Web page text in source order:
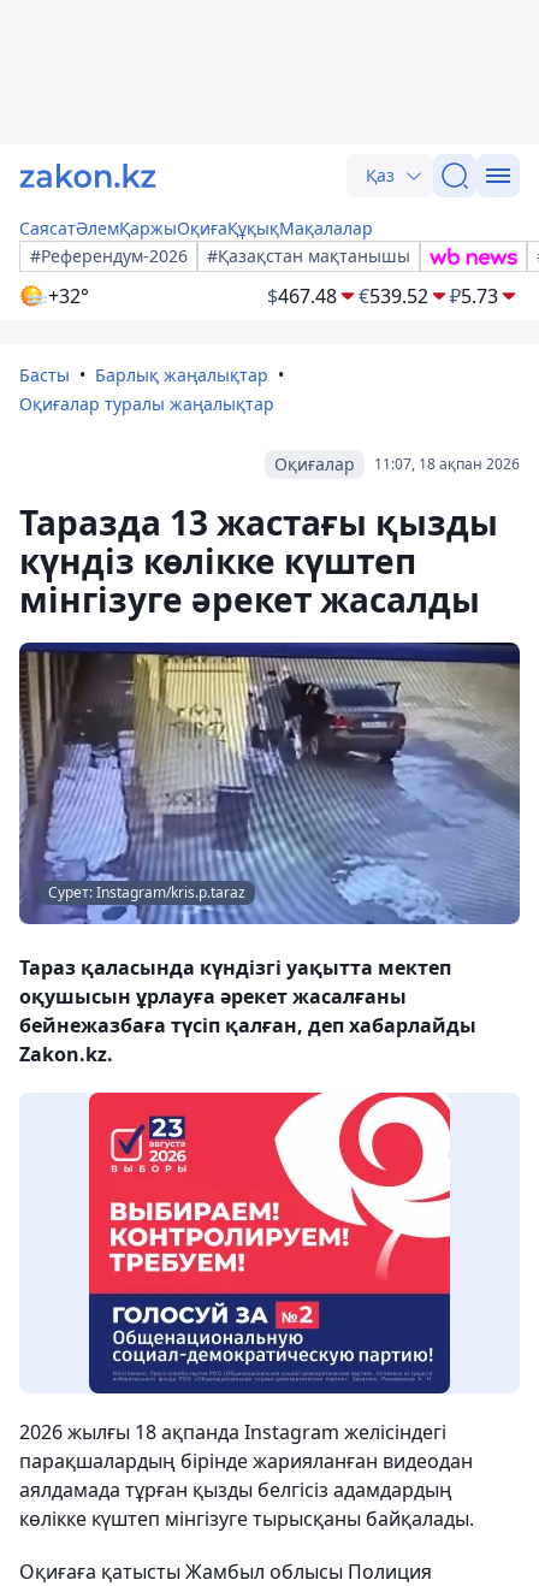
Қаз
СаясатӘлемҚаржыОқиғаҚұқықМақалалар
#Референдум-2026
#Қазақстан мақтанышы
+32° $467.48 €539.52 ₽5.73
Басты
Барлық жаңалықтар
Оқиғалар туралы жаңалықтар
11:07, 18 ақпан 2026
Оқиғалар
Таразда 13 жастағы қызды
күндіз көлікке күштеп
мінгізуге әрекет жасалды
Сурет: Instagram/kris.p.taraz
Тараз қаласында күндізгі уақытта мектеп
оқушысын ұрлауға әрекет жасалғаны
бейнежазбаға түсіп қалған, деп хабарлайды
Zakon.kz.
2026 жылғы 18 ақпанда Instagram желісіндегі
парақшалардың бірінде жарияланған видеодан
аялдамада тұрған қызды белгісіз адамдардың
көлікке күштеп мінгізуге тырысқаны байқалады.
Оқиғаға қатысты Жамбыл облысы Полиция